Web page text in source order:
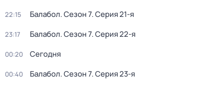
22:15 Балабол. Сезон 7. Серия 21-я
23:17 Балабол. Сезон 7. Серия 22-я
00:20 Сегодня
00:40 Балабол. Сезон 7. Серия 23-я